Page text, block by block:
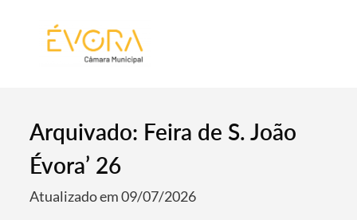
Arquivado: Feira de S. João
Évora’ 26
Atualizado em 09/07/2026